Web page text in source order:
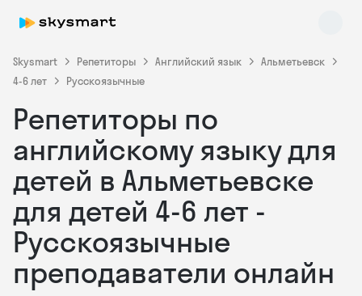
Skysmart Репетиторы Английский язык
Альметьевск
4-6 лет
Русскоязычные
Репетиторы по
английскому языку для
детей в Альметьевске
для детей 4-6 лет -
Русскоязычные
преподаватели онлайн
Skysmart Chat
online